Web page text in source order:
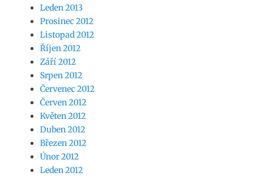
Leden 2013
Prosinec 2012
Listopad 2012
Říjen 2012
Září 2012
Srpen 2012
Červenec 2012
Červen 2012
Květen 2012
Duben 2012
Březen 2012
Únor 2012
Leden 2012